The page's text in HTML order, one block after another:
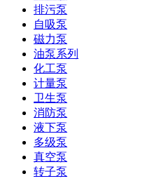
排污泵
自吸泵
磁力泵
油泵系列
化工泵
计量泵
卫生泵
消防泵
液下泵
多级泵
真空泵
转子泵